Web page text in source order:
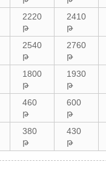
2220
թ
2410
թ
2540
թ
2760
թ
1800
թ
1930
թ
460
թ
600
թ
380
թ
430
թ